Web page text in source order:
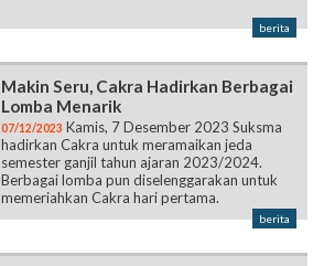
berita
Makin Seru, Cakra Hadirkan Berbagai
Lomba Menarik
07/12/2023 Kamis, 7 Desember 2023 Suksma
hadirkan Cakra untuk meramaikan jeda
semester ganjil tahun ajaran 2023/2024.
Berbagai lomba pun diselenggarakan untuk
memeriahkan Cakra hari pertama.
berita